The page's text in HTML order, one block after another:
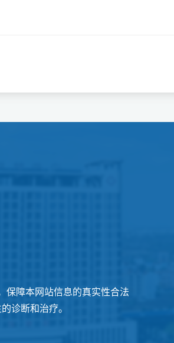
保障本网站信息的真实性合法
诊断和治疗。